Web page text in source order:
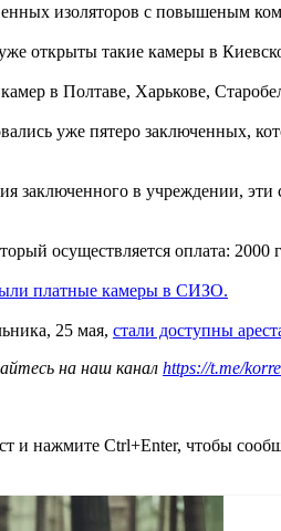
изоляторов с повышеным
открыты такие камеры в
в Полтаве, Харькове,
уже пятеро заключенных,
заключенного в учреждении,
осуществляется оплата:
платные камеры в СИЗО.
25 мая, стали доступны
на наш канал https://t.me/
и нажмите Ctrl+Enter, чтобы